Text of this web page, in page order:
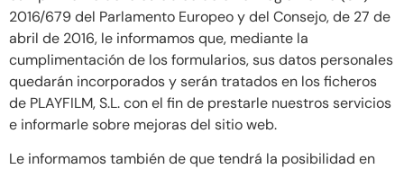
2016/679 del Parlamento Europeo y del Consejo, de 27 de
abril de 2016, le informamos que, mediante la
cumplimentación de los formularios, sus datos personales
quedarán incorporados y serán tratados en los ficheros
de PLAYFILM, S.L. con el fin de prestarle nuestros servicios
e informarle sobre mejoras del sitio web.
Le informamos también de que tendrá la posibilidad en